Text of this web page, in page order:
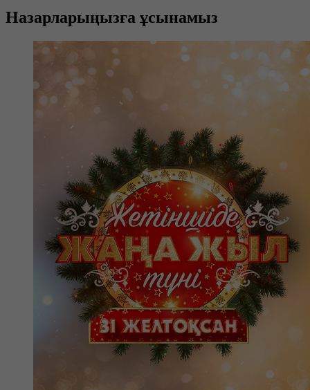
Назарларыңызға ұсынамыз